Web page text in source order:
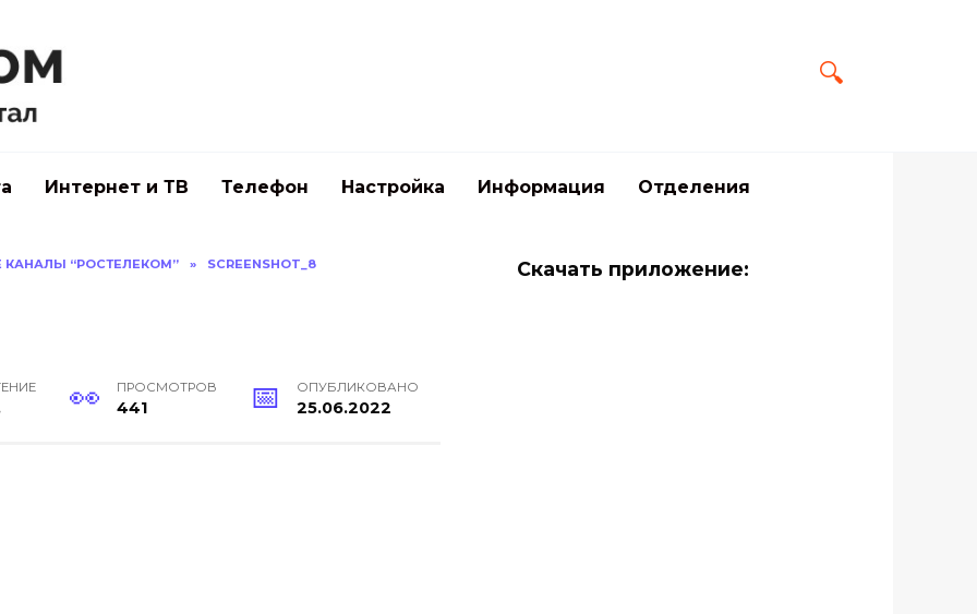
Интернет и ТВ Телефон Настройка Информация Отделения
КАНАЛЫ “РОСТЕЛЕКОМ” » SCREENSHOT_8
ПРОСМОТРОВ
441
ОПУБЛИКОВАНО
25.06.2022
Скачать приложение: